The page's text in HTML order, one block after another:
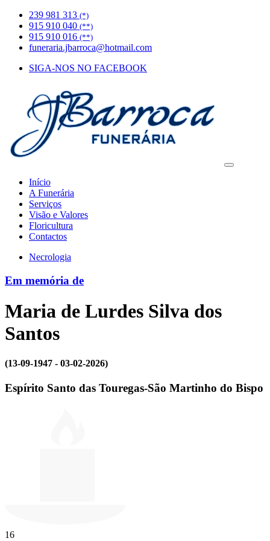
239 981 313 (*)
915 910 040 (**)
915 910 016 (**)
funeraria.jbarroca@hotmail.com
SIGA-NOS NO FACEBOOK
Início
A Funerária
Serviços
Visão e Valores
Floricultura
Contactos
Necrologia
Em memória de
Maria de Lurdes Silva dos
Santos
(13-09-1947 - 03-02-2026)
Espírito Santo das Touregas-São Martinho do Bispo
16